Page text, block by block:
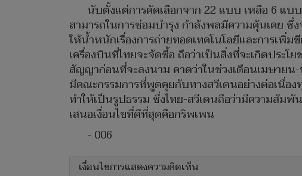
นับตั้งแต่การคัดเลือกจาก 22 แบบ เหลือ 6 แ
สามารถในการซ่อมบำรุง กำลังพลมีความคุ้นเคย
ให้น้ำหนักเรื่องการถ่ายทอดเทคโนโลยีและการเพิ่
เครื่องบินที่ไทยจะจัดซื้อ ถือว่าเป็นสิ่งที่จะเกิดประ
สัญญาก่อนที่จะลงนาม คาดว่าในช่วงเดือนเมษายน
มีคณะกรรมการที่พูดคุยกับทางสวีเดนอย่างต่อเนื่อง
ทำให้เป็นรูปธรรม ซึ่งไทย-สวีเดนถือว่ามีความสั
เสนอเงื่อนไขที่ดีที่สุดคือกริพเพน
- 006
เงื่อนไขการแสดงความคิดเห็น